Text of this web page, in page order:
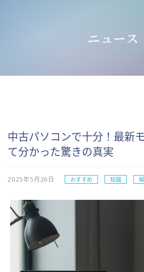
ニュース
中古パソコンで十分！最新
て分かった驚きの真実
2025年5月26日 おすすめ 知識